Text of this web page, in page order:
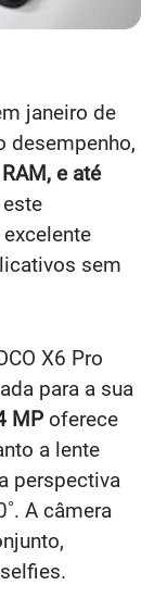
janeiro de
desempenho,
e até
este
sem
X6 Pro
para a sua
MP oferece
a lente
perspectiva
A câmera